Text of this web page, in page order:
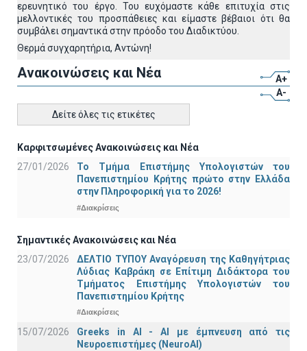
ερευνητικό του έργο. Του ευχόμαστε κάθε επιτυχία στις
μελλοντικές του προσπάθειες και είμαστε βέβαιοι ότι θα
συμβάλει σημαντικά στην πρόοδο του Διαδικτύου.
Θερμά συγχαρητήρια, Αντώνη!
Ανακοινώσεις και Νέα
A+
A-
Δείτε όλες τις ετικέτες
Καρφιτσωμένες Ανακοινώσεις και Νέα
27/01/2026
Το Τμήμα Επιστήμης Υπολογιστών του
Πανεπιστημίου Κρήτης πρώτο στην Ελλάδα
στην Πληροφορική για το 2026!
#Διακρίσεις
Σημαντικές Ανακοινώσεις και Νέα
23/07/2026
ΔΕΛΤΙΟ ΤΥΠΟΥ Αναγόρευση της Καθηγήτριας
Λύδιας Καβράκη σε Επίτιμη Διδάκτορα του
Τμήματος Επιστήμης Υπολογιστών του
Πανεπιστημίου Κρήτης
#Διακρίσεις
15/07/2026
Greeks in AI - ΑΙ με έμπνευση από τις
Νευροεπιστήμες (NeuroAI)